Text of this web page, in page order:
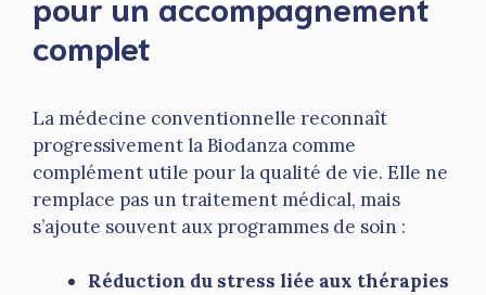
complet
La médecine conventionnelle reconnaît
progressivement la Biodanza comme
complément utile pour la qualité de vie. Elle ne
remplace pas un traitement médical, mais
s’ajoute souvent aux programmes de soin :
Réduction du stress liée aux thérapies